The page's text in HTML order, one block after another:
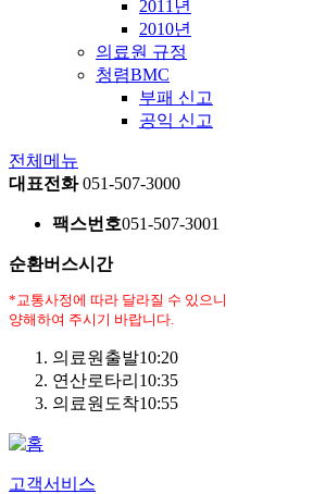
2011년
2010년
의료원 규정
청렴BMC
부패 신고
공익 신고
전체메뉴
대표전화 051-507-3000
팩스번호051-507-3001
순환버스시간
*교통사정에 따라 달라질 수 있으니
양해하여 주시기 바랍니다.
의료원출발10:20
연산로타리 10:35
의료원도착10:55
고객서비스